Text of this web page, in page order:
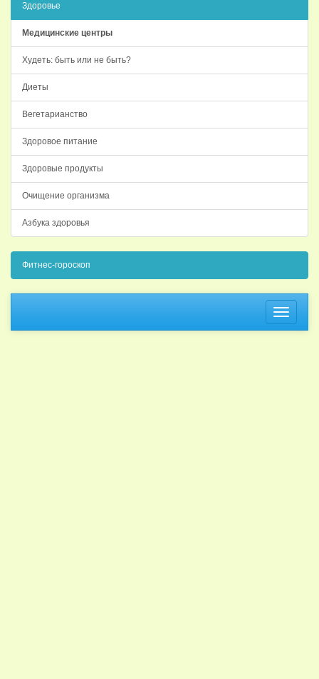
Здоровье
Медицинские центры
Худеть: быть или не быть?
Диеты
Вегетарианство
Здоровое питание
Здоровые продукты
Очищение организма
Азбука здоровья
Фитнес-гороскоп